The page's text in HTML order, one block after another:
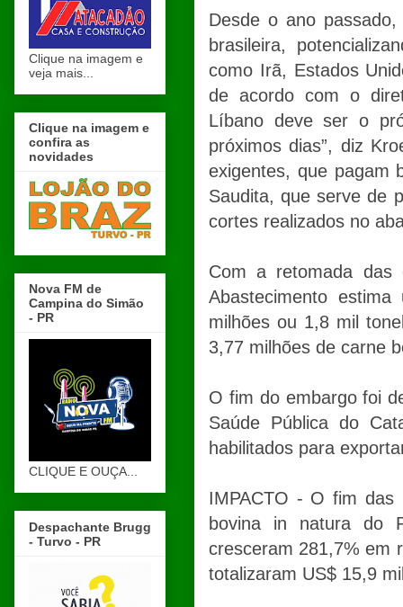
Desde o ano
brasileira,
como Irã, Estados
de acordo com o
Líbano deve ser o
próximos dias”, diz
exigentes, que pagam
Saudita, que serve de
cortes realizados no
Com a retomada das
Abastecimento
milhões ou 1,8 mil
3,77 milhões de carne
O fim do embargo foi
Saúde Pública do
habilitados para
IMPACTO - O fim das
bovina in natura do
cresceram 281,7% em
totalizaram US$ 15,9
Clique na imagem e
veja mais...
Clique na imagem e
confira as
novidades
Nova FM de
Campina do Simão
- PR
CLIQUE E OUÇA...
Despachante Brugg
- Turvo - PR